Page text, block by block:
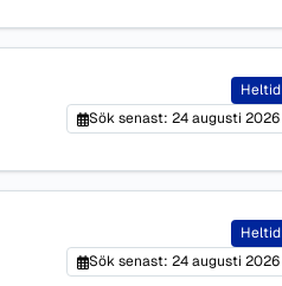
Heltid
Sök senast: 24 augusti 2026
Heltid
Sök senast: 24 augusti 2026